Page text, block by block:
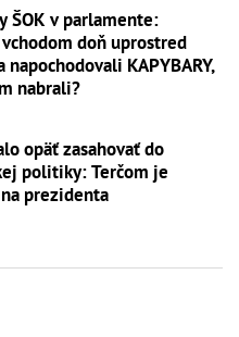
ŠOK v parlamente:
doň uprostred
napochodovali KAPYBARY,
nabrali?
opäť zasahovať do
politiky: Terčom je
prezidenta